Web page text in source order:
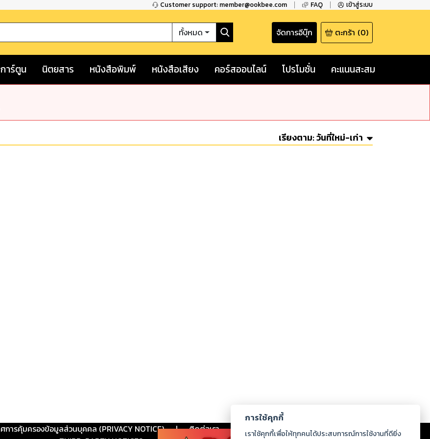
Customer support: member@ookbee.com FAQ เข้าสู่ระบบ
ทั้งหมด จัดการอีบุ๊ก ตะกร้า (0)
การ์ตูน นิตยสาร หนังสือพิมพ์ หนังสือเสียง คอร์สออนไลน์ โปรโมชั่น คะแนนสะสม
เรียงตาม:วันที่ใหม่-เก่า
ศการคุ้มครองข้อมูลส่วนบุคคล (PRIVACY NOTICE) | ติดต่อเรา ร่วมงานกับเรา ดาวน์โหลด
การใช้คุกกี้
เราใช้คุกกี้เพื่อให้ทุกคนได้ประสบการณ์การใช้งานที่ดียิ่ง